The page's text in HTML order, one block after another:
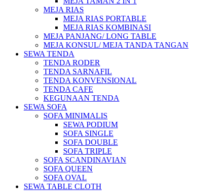
MEJA RIAS
MEJA RIAS PORTABLE
MEJA RIAS KOMBINASI
MEJA PANJANG/ LONG TABLE
MEJA KONSUL/ MEJA TANDA TANGAN
SEWA TENDA
TENDA RODER
TENDA SARNAFIL
TENDA KONVENSIONAL
TENDA CAFE
KEGUNAAN TENDA
SEWA SOFA
SOFA MINIMALIS
SEWA PODIUM
SOFA SINGLE
SOFA DOUBLE
SOFA TRIPLE
SOFA SCANDINAVIAN
SOFA QUEEN
SOFA OVAL
SEWA TABLE CLOTH